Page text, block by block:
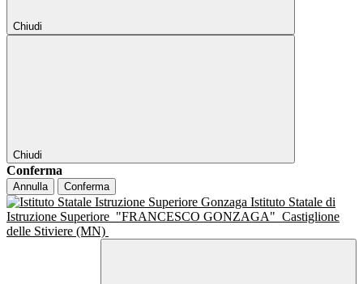
Chiudi
Chiudi
Conferma
Annulla Conferma
Istituto Statale di
Istruzione Superiore "FRANCESCO GONZAGA" Castiglione
delle Stiviere (MN)